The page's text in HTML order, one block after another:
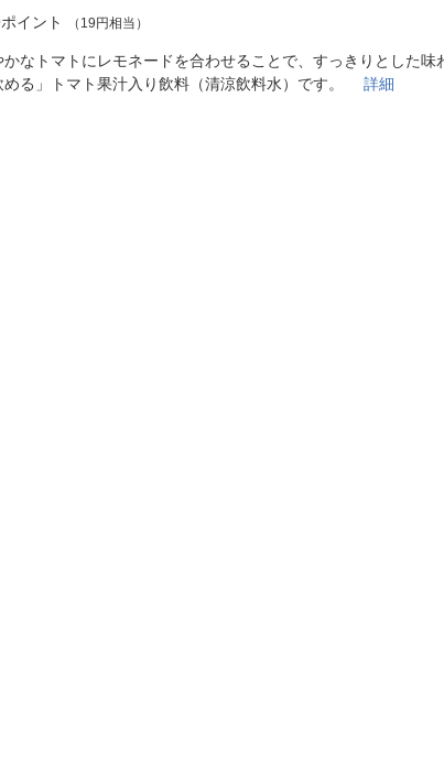
お客様サポート
ご利用ガイド
イント （19円相当）
なトマトにレモネードを合わせることで、すっきりとした味
める」トマト果汁入り飲料（清涼飲料水）です。詳細